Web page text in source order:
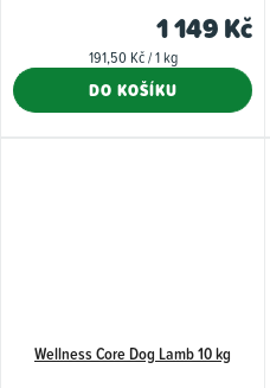
1 149 Kč
Měrná
191,50 Kč / 1 kg
DO KOŠÍKU
Wellness Core Dog Lamb 10 kg